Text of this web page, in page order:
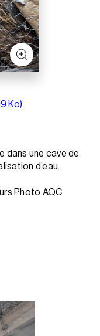
Ko)
dans une cave de
d’eau.
Photo AQC